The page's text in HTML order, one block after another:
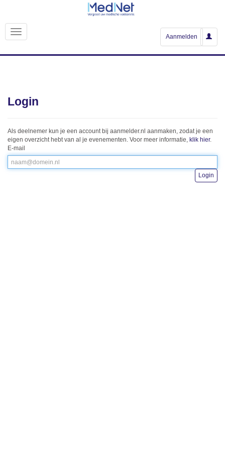
Aanmelden
Login
Als deelnemer kun je een account bij aanmelder.nl aanmaken, zodat je een
eigen overzicht hebt van al je evenementen. Voor meer informatie, klik hier.
E-mail
Login